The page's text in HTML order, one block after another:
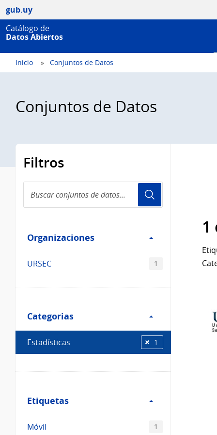
gub.uy
Catálogo de
Datos Abiertos
Inicio Conjuntos de Datos
Conjuntos de Datos
Filtros
conjuntos
de
Organizaciones
Organizaciones
URSEC 1
Categorias
Categorias
Estadísticas 1
Etiquetas
Etiquetas
Móvil 1
1